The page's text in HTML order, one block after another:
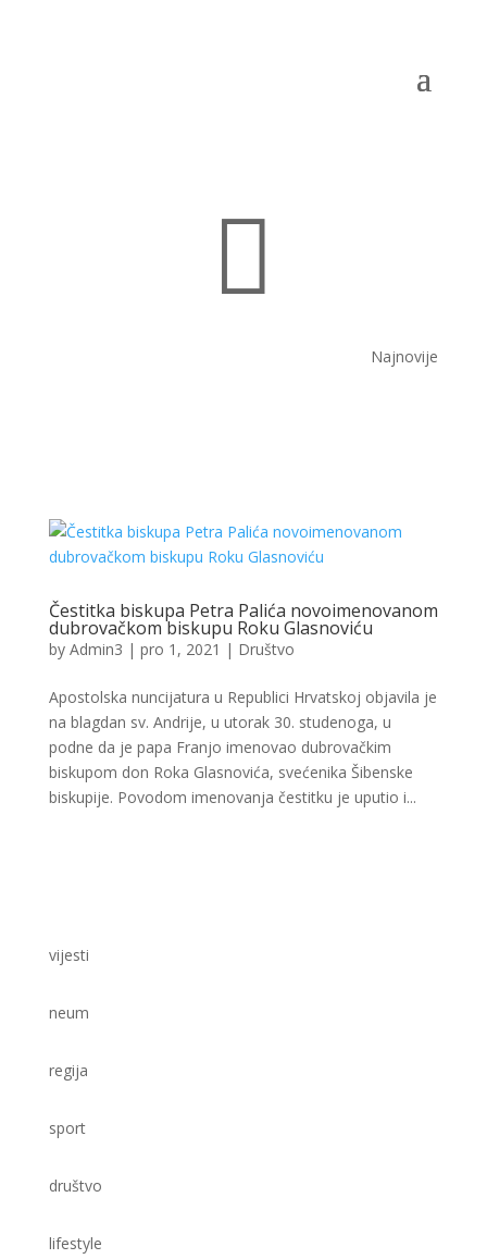

Najnovije
Čestitka biskupa Petra Palića novoimenovanom
dubrovačkom biskupu Roku Glasnoviću
by Admin3 | pro 1, 2021 | Društvo
Apostolska nuncijatura u Republici Hrvatskoj objavila je
na blagdan sv. Andrije, u utorak 30. studenoga, u
podne da je papa Franjo imenovao dubrovačkim
biskupom don Roka Glasnovića, svećenika Šibenske
biskupije. Povodom imenovanja čestitku je uputio i...
vijesti
neum
regija
sport
društvo
lifestyle